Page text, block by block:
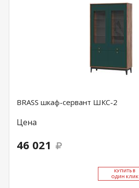
BRASS шкаф-сервант ШКС-2
Цена
46 021
КУ­ПИТЬ В
ОДИН КЛИК